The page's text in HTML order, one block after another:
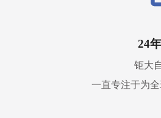
24
钜大
一直专注于为